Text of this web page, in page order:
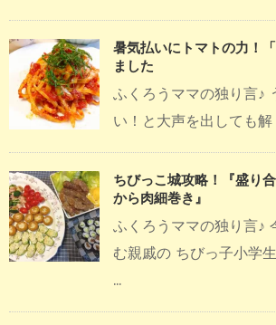
暑気払いにトマトの力！
ました
ふくろうママの独り言♪
い！と大声を出しても解
ちびっこ城攻略！『盛り
から肉細巻き』
ふくろうママの独り言♪
む親戚の ちびっ子小学
...